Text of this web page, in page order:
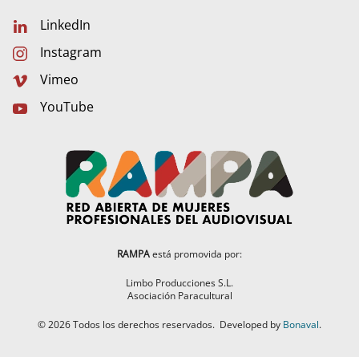
LinkedIn
Instagram
Vimeo
YouTube
RAMPAestá promovida por:
Limbo Producciones S.L.
Asociación Paracultural
©2026Todos los derechos reservados. Developed by Bonaval.